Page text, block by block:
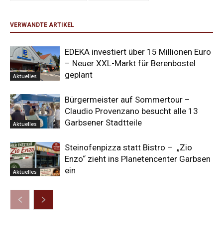
VERWANDTE ARTIKEL
Aktuelles
EDEKA investiert über 15 Millionen Euro
– Neuer XXL-Markt für Berenbostel
geplant
Aktuelles
Bürgermeister auf Sommertour –
Claudio Provenzano besucht alle 13
Garbsener Stadtteile
Aktuelles
Steinofenpizza statt Bistro – „Zio
Enzo“ zieht ins Planetencenter Garbsen
ein